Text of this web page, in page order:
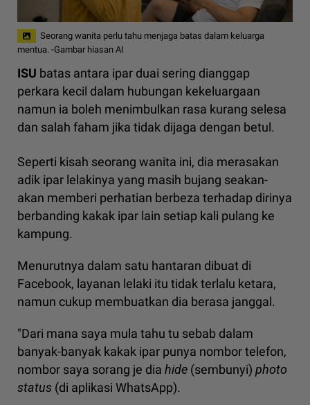
Seorang wanita perlu tahu menjaga batas dalam keluarga
mentua. -Gambar hiasan AI
ISU batas antara ipar duai sering dianggap
perkara kecil dalam hubungan kekeluargaan
namun ia boleh menimbulkan rasa kurang selesa
dan salah faham jika tidak dijaga dengan betul.
Seperti kisah seorang wanita ini, dia merasakan
adik ipar lelakinya yang masih bujang seakan-
akan memberi perhatian berbeza terhadap dirinya
berbanding kakak ipar lain setiap kali pulang ke
kampung.
Menurutnya dalam satu hantaran dibuat di
Facebook, layanan lelaki itu tidak terlalu ketara,
namun cukup membuatkan dia berasa janggal.
"Dari mana saya mula tahu tu sebab dalam
banyak-banyak kakak ipar punya nombor telefon,
nombor saya sorang je dia hide (sembunyi) photo
status (di aplikasi WhatsApp).